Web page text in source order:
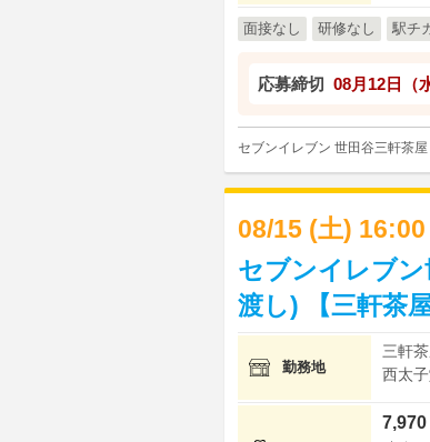
面接なし 研修なし 駅チ
応募締切 08月12日（
セブンイレブン 世田谷三軒茶
08/15 (土)
セブンイレブ
渡し) 【三軒茶屋
勤務地
三軒
西太
7,970